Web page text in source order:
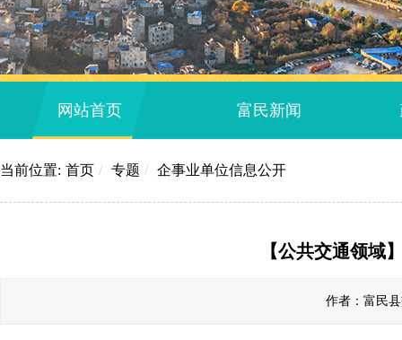
网站首页 富民新闻
当前位置: 首页 / 专题 / 企事业单位信息公开
【公共交通领域
作者：富民